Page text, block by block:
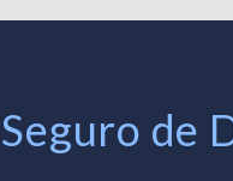
Seguro de